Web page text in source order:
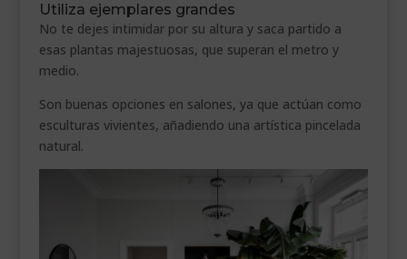
Utiliza ejemplares grandes
No te dejes intimidar por su altura y saca partido a
esas plantas majestuosas, que superan el metro y
medio.
Son buenas opciones en salones, ya que actúan como
esculturas vivientes, añadiendo una artística pincelada
natural.